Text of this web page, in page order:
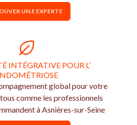
UN.E EXPERTE
INTÉGRATIVE POUR L’
global pour votre
comme les professionnels
à Asnières-sur-Seine